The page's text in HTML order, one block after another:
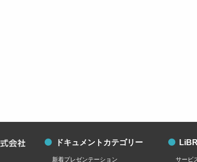
ドキュメントカテゴリー
新着プレゼンテーション サービ